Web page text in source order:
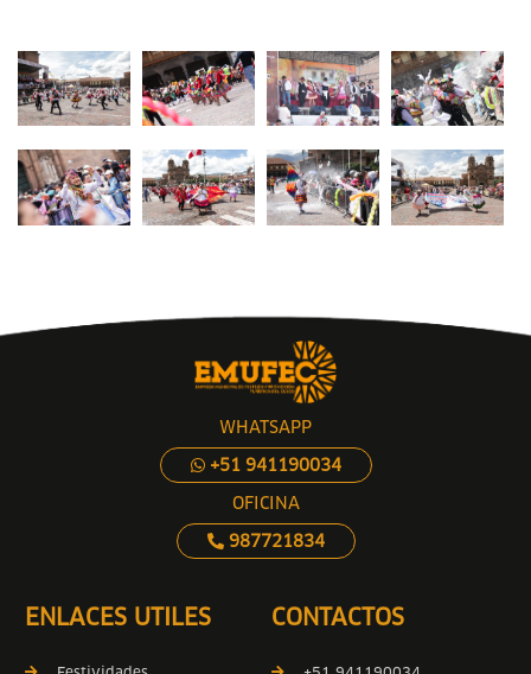
WHATSAPP
+51 941190034
OFICINA
987721834
ENLACES UTILES CONTACTOS